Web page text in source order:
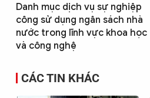
Danh mục dịch vụ sự nghiệp
công sử dụng ngân sách nhà
nước trong lĩnh vực khoa học
và công nghệ
CÁC TIN KHÁC